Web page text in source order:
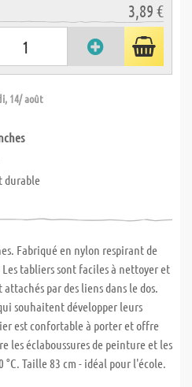
3,89 €
14/ août
durable
Fabriqué en nylon respirant de
tabliers sont faciles à nettoyer et
par des liens dans le dos.
souhaitent développer leurs
est confortable à porter et offre
les éclaboussures de peinture et les
Taille 83 cm - idéal pour l'école.